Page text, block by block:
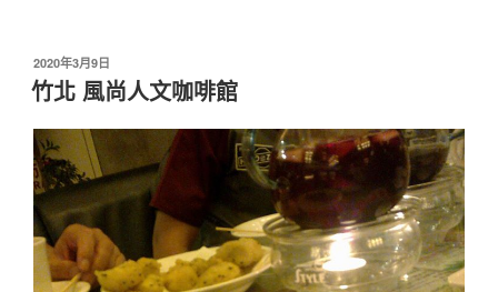
2020年3月9日
竹北 風尚人文咖啡館